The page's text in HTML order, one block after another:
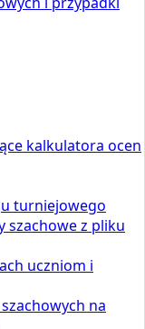
kalkulatora ocen
turniejowego
szachowe z pliku
uczniom i
na